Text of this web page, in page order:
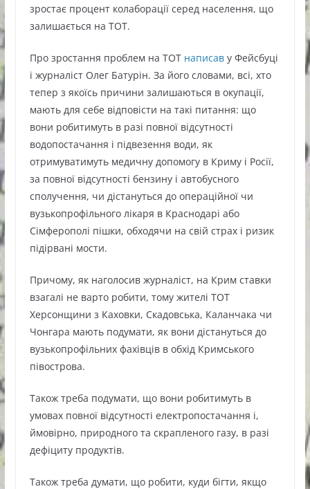
зростає процент колаборації серед населення, що
залишається на ТОТ.
Про зростання проблем на ТОТ написаву Фейсбуці
і журналіст Олег Батурін. За його словами, всі, хто
тепер з якоїсь причини залишаються в окупації,
мають для себе відповісти на такі питання: що
вони робитимуть в разі повної відсутності
водопостачання і підвезення води, як
отримуватимуть медичну допомогу в Криму і Росії,
за повної відсутності бензину і автобусного
сполучення, чи дістануться до операційної чи
вузькопрофільного лікаря в Краснодарі або
Сімферополі пішки, обходячи на свій страх і ризик
підірвані мости.
Причому, як наголосив журналіст, на Крим ставки
взагалі не варто робити, тому жителі ТОТ
Херсонщини з Каховки, Скадовська, Каланчака чи
Чонгара мають подумати, як вони дістануться до
вузькопрофільних фахівців в обхід Кримського
півострова.
Також треба подумати, що вони робитимуть в
умовах повної відсутності електропостачання і,
ймовірно, природного та скрапленого газу, в разі
дефіциту продуктів.
Також треба думати, що робити, куди бігти, якщо